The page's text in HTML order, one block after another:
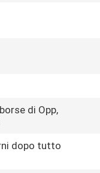
di Opp,
dopo tutto